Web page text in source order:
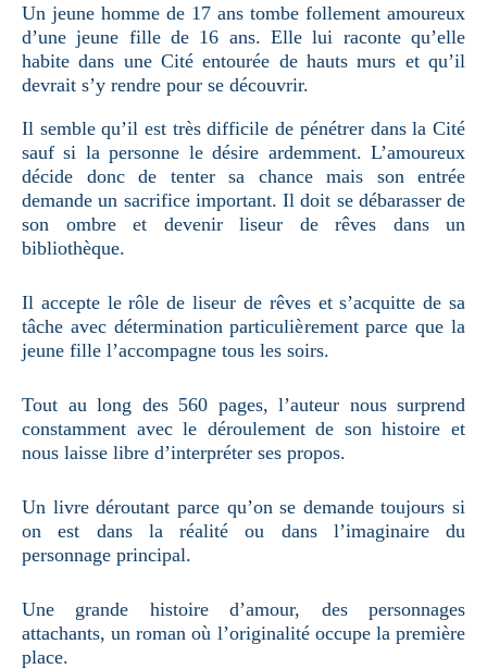
Un jeune homme de 17 ans tombe follement amoureux
d’une jeune fille de 16 ans. Elle lui raconte qu’elle
habite dans une Cité entourée de hauts murs et qu’il
devrait s’y rendre pour se découvrir.
Il semble qu’il est très difficile de pénétrer dans la Cité
sauf si la personne le désire ardemment. L’amoureux
décide donc de tenter sa chance mais son entrée
demande un sacrifice important. Il doit se débarasser de
son ombre et devenir liseur de rêves dans un
bibliothèque.
Il accepte le rôle de liseur de rêves et s’acquitte de sa
tâche avec détermination particulièrement parce que la
jeune fille l’accompagne tous les soirs.
Tout au long des 560 pages, l’auteur nous surprend
constamment avec le déroulement de son histoire et
nous laisse libre d’interpréter ses propos.
Un livre déroutant parce qu’on se demande toujours si
on est dans la réalité ou dans l’imaginaire du
personnage principal.
Une grande histoire d’amour, des personnages
attachants, un roman où l’originalité occupe la première
place.